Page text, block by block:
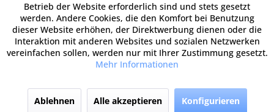
Betrieb der Website erforderlich sind und stets gesetzt
werden. Andere Cookies, die den Komfort bei Benutzung
dieser Website erhöhen, der Direktwerbung dienen oder die
Interaktion mit anderen Websites und sozialen Netzwerken
vereinfachen sollen, werden nur mit Ihrer Zustimmung gesetzt.
Mehr Informationen
Ablehnen Alle akzeptieren Konfigurieren